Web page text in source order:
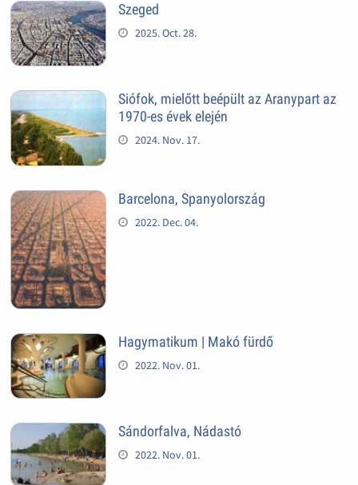
Szeged
2025. Oct. 28.
Siófok, mielőtt beépült az Aranypart az
1970-es évek elején
2024. Nov. 17.
Barcelona, Spanyolország
2022. Dec. 04.
Hagymatikum | Makó fürdő
2022. Nov. 01.
Sándorfalva, Nádastó
2022. Nov. 01.